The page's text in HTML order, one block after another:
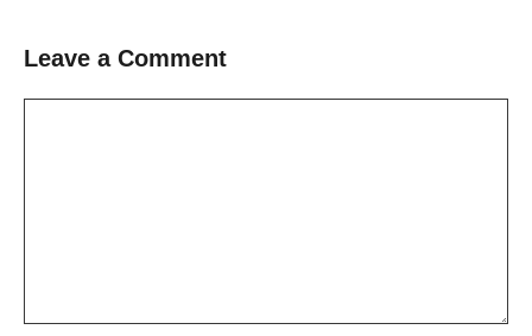
Leave a Comment